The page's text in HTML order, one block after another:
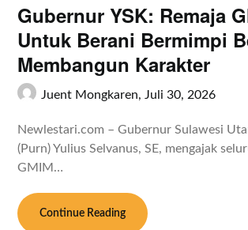
Gubernur YSK: Remaja
Untuk Berani Bermimpi
Membangun Karakter
Juent Mongkaren, Juli 30, 2026
Newlestari.com – Gubernur Sulawesi
(Purn) Yulius Selvanus, SE, mengajak
GMIM…
Continue Reading